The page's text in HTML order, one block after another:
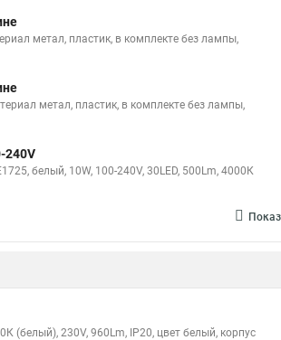
метал, пластик, в комплекте без лампы,
метал, пластик, в комплекте без лампы,
240V
белый, 10W, 100-240V, 30LED, 500Lm, 4000К
(белый), 230V, 960Lm, IP20, цвет белый, корпус